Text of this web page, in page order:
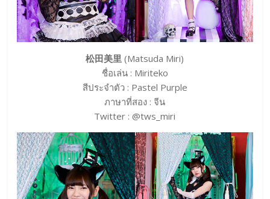
松田美里(Matsuda Miri)
ชื่อเล่น : Miriteko
สีประจำตัว : Pastel Purple
ภาษาที่สอง : จีน
Twitter : @tws_miri